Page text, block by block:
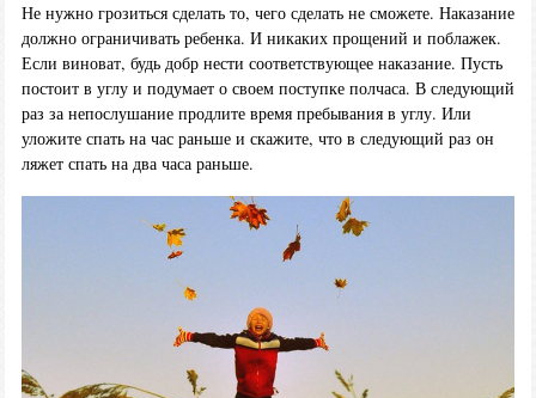
Не нужно грозиться сделать то, чего сделать не сможете. Наказание
должно ограничивать ребенка. И никаких прощений и поблажек.
Если виноват, будь добр нести соответствующее наказание. Пусть
постоит в углу и подумает о своем поступке полчаса. В следующий
раз за непослушание продлите время пребывания в углу. Или
уложите спать на час раньше и скажите, что в следующий раз он
ляжет спать на два часа раньше.